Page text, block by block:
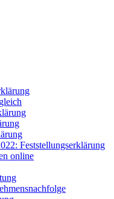
Feststellungserklärung
online